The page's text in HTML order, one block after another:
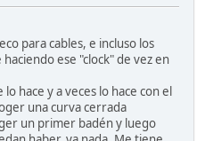
para cables, e incluso los
ese "clock" de vez en
hace y a veces lo hace con el
una curva cerrada
un primer badén y luego